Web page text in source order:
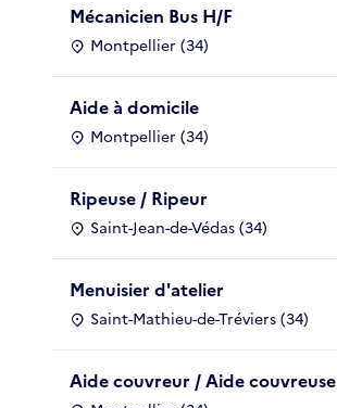
Mécanicien Bus H/F
Montpellier (34)
Aide à domicile
Montpellier (34)
Ripeuse / Ripeur
Saint-Jean-de-Védas (34)
Menuisier d'atelier
Saint-Mathieu-de-Tréviers (34)
Aide couvreur / Aide couvreuse